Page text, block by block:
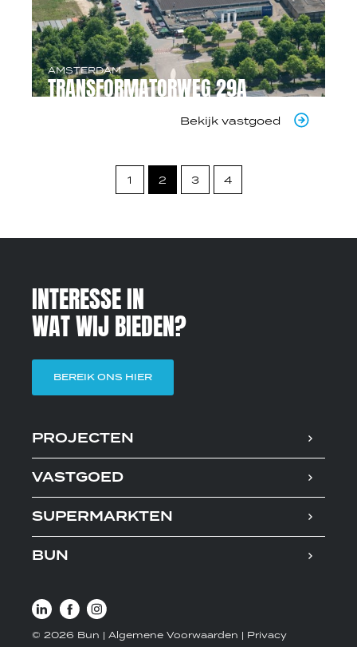
AMSTERDAM
TRANSFORMATORWEG 29A
Bekijk vastgoed
1 2 3 4
INTERESSE IN
WAT WIJ BIEDEN?
BEREIK ONS HIER
PROJECTEN
VASTGOED
SUPERMARKTEN
BUN
© 2026 Bun | Algemene Voorwaarden | Privacy